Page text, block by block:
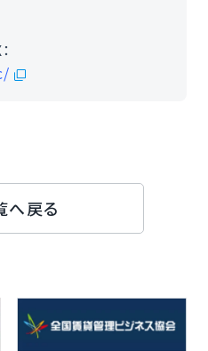
：
へ戻る